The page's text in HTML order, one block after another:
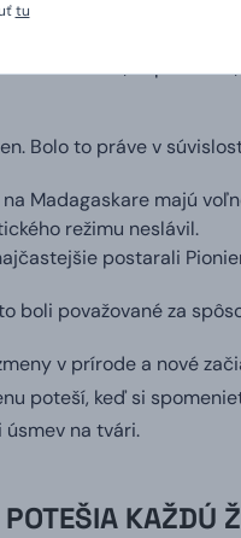
tu
nevedeli, napadá vás,
Bolo to práve v
Madagaskare majú
režimu neslávil.
postarali
boli považované za
v prírode a nové
poteší, keď si
na tvári.
KAŽDÚ